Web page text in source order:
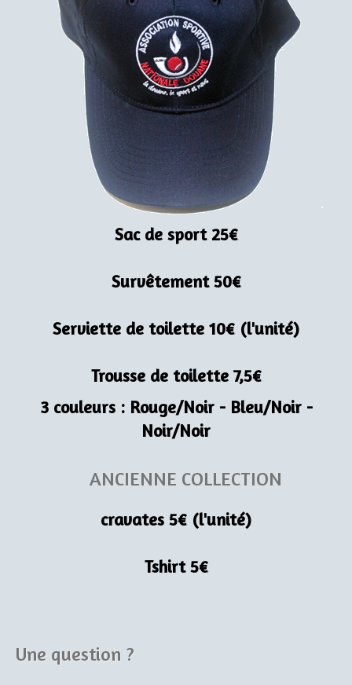
Sac de sport 25€
Survêtement 50€
Serviette de toilette 10€ (l'unité)
Trousse de toilette 7,5€
3 couleurs : Rouge/Noir - Bleu/Noir -
Noir/Noir
ANCIENNE COLLECTION
cravates 5€ (l'unité)
Tshirt 5€
Une question ?